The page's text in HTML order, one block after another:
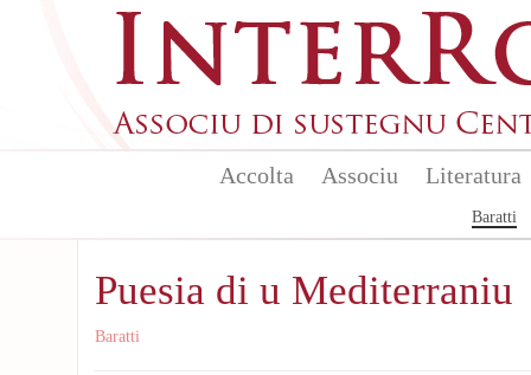
Accolta Associu Literatura
Baratti
Puesia di u Mediterraniu
Baratti